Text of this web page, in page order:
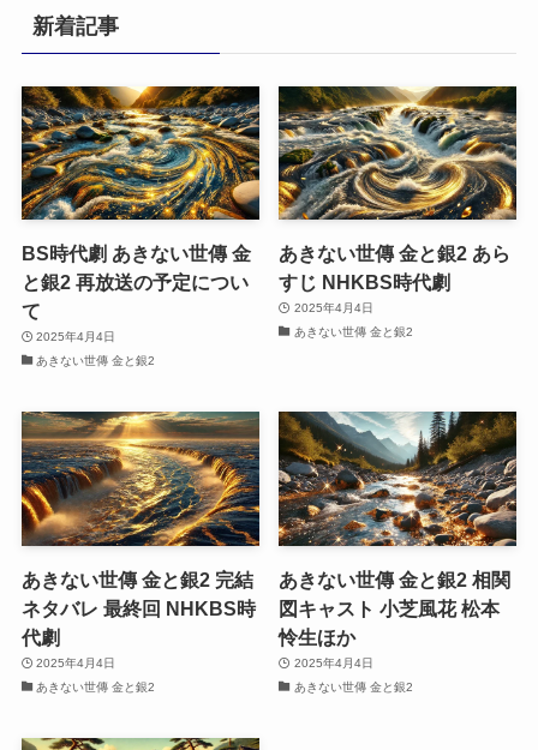
リ
ー
新着記事
BS時代劇 あきない世傳 金
と銀2 再放送の予定につい
て
2025年4月4日
あきない世傳 金と銀2
あきない世傳 金と銀2 あら
すじ NHKBS時代劇
2025年4月4日
あきない世傳 金と銀2
あきない世傳 金と銀2 完結
ネタバレ 最終回 NHKBS時
代劇
2025年4月4日
あきない世傳 金と銀2
あきない世傳 金と銀2 相関
図キャスト 小芝風花 松本
怜生ほか
2025年4月4日
あきない世傳 金と銀2